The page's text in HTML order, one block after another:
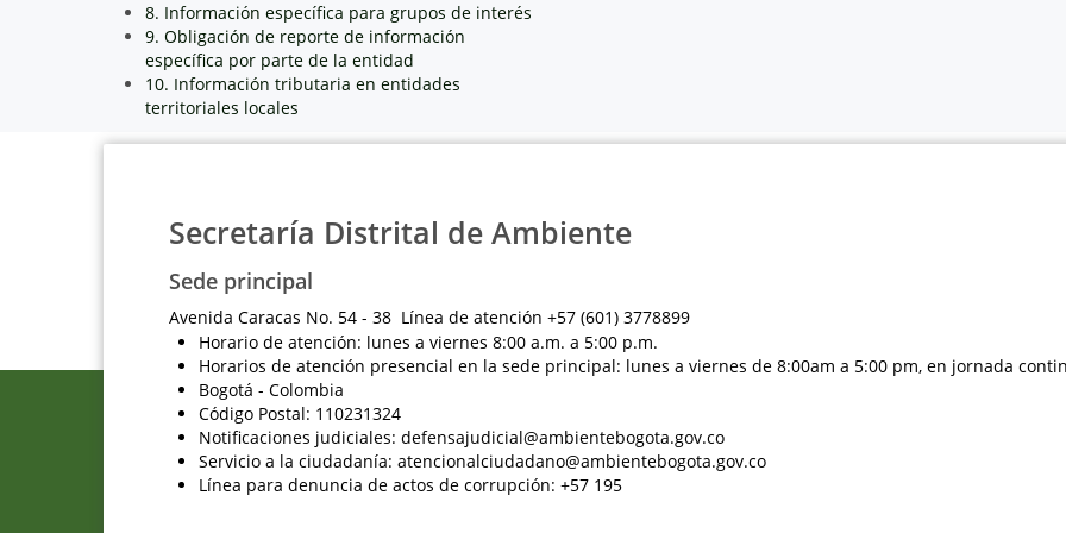
8. Información específica para grupos de interés
9. Obligación de reporte de información
específica por parte de la entidad
10. Información tributaria en entidades
territoriales locales
Secretaría Distrital de Ambiente
Sede principal
Avenida Caracas No. 54 - 38 Línea de atención +57 (601) 3778899
Horario de atención: lunes a viernes 8:00 a.m. a 5:00 p.m.
Horarios de atención presencial en la sede principal: lunes a viernes de 8:00am a 5:00 pm, en jornada
Bogotá - Colombia
Código Postal: 110231324
Notificaciones judiciales: defensajudicial@ambientebogota.gov.co
Servicio a la ciudadanía: atencionalciudadano@ambientebogota.gov.co
Línea para denuncia de actos de corrupción: +57 195